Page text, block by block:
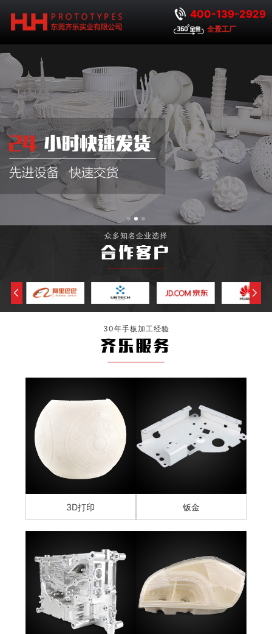
400-139-2929
全景工厂
众多知名企业选择
合作客户
30年手板加工经验
齐乐服务
3D打印 钣金